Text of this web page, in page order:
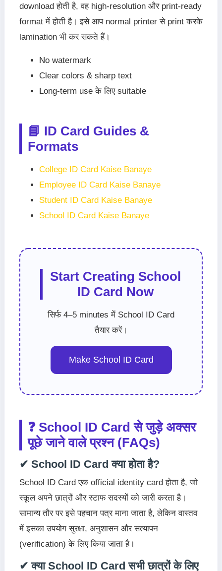
download होती है, वह high-resolution और print-ready
format में होती है। इसे आप normal printer से print करके
lamination भी कर सकते हैं।
No watermark
Clear colors & sharp text
Long-term use के लिए suitable
📘 ID Card Guides &
Formats
College ID Card Kaise Banaye
Employee ID Card Kaise Banaye
Student ID Card Kaise Banaye
School ID Card Kaise Banaye
Start Creating School
ID Card Now
सिर्फ 4–5 minutes में School ID Card
तैयार करें।
Make School ID Card
❓ School ID Card से जुड़े अक्सर
पूछे जाने वाले प्रश्न (FAQs)
✔ School ID Card क्या होता है?
School ID Card एक official identity card होता है, जो
स्कूल अपने छात्रों और स्टाफ सदस्यों को जारी करता है।
सामान्य तौर पर इसे पहचान पत्र माना जाता है, लेकिन वास्तव
में इसका उपयोग सुरक्षा, अनुशासन और सत्यापन
(verification) के लिए किया जाता है।
✔ क्या School ID Card सभी छात्रों के लिए